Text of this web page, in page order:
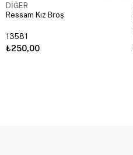
DİĞER
Ressam Kız Broş
13581
₺250,00